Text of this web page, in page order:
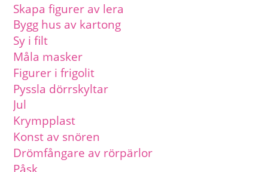
Skapa figurer av lera
Bygg hus av kartong
Sy i filt
Måla masker
Figurer i frigolit
Pyssla dörrskyltar
Jul
Krympplast
Konst av snören
Drömfångare av rörpärlor
Påsk